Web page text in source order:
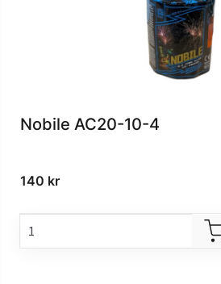
Nobile AC20-10-4
140 kr